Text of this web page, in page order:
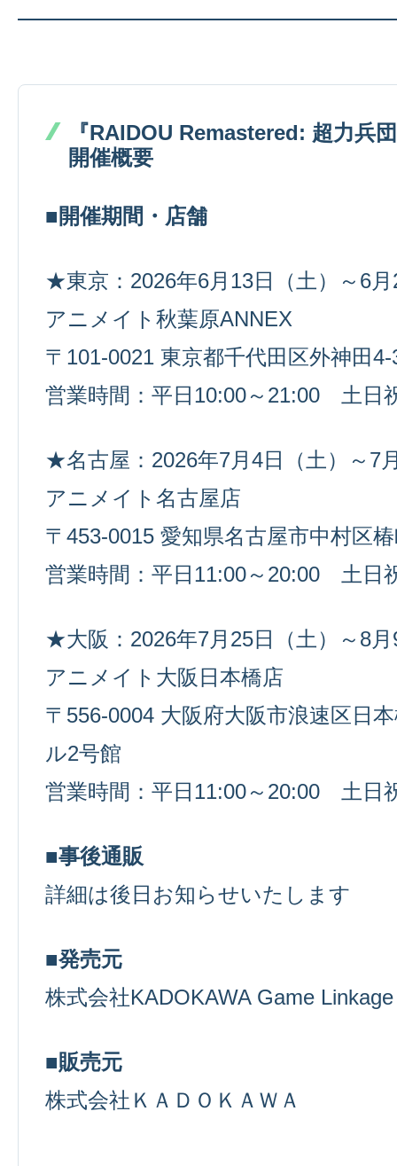
『RAIDOU Remastered: 超力兵
開催概要
■開催期間・店舗
★東京：2026年6月13日（土）～6
アニメイト秋葉原ANNEX
〒101-0021 東京都千代田区外神田4-
営業時間：平日10:00～21:00 土日
★名古屋：2026年7月4日（土）～7
アニメイト名古屋店
〒453-0015 愛知県名古屋市中村区
営業時間：平日11:00～20:00 土日
★大阪：2026年7月25日（土）～8
アニメイト大阪日本橋店
〒556-0004 大阪府大阪市浪速区日
ル2号館
営業時間：平日11:00～20:00 土日
■事後通販
詳細は後日お知らせいたします
■発売元
株式会社KADOKAWA Game Linkage
■販売元
株式会社ＫＡＤＯＫＡＷＡ